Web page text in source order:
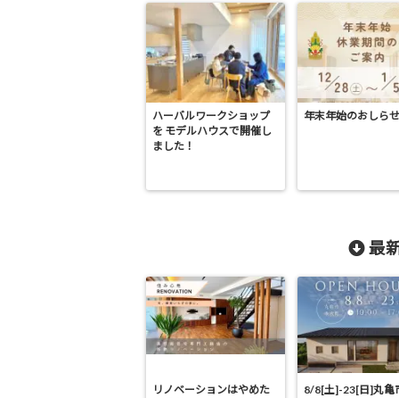
ハーバルワークショップ
を モデルハウスで開催し
ました！
年末年始のおしらせ
最
リノベーションはやめた
8/8[土]-23[日]丸亀